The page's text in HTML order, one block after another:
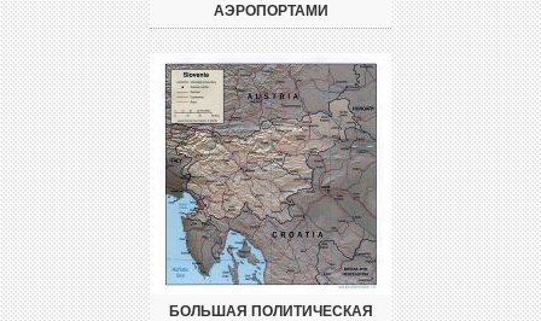
АЭРОПОРТАМИ
БОЛЬШАЯ ПОЛИТИЧЕСКАЯ